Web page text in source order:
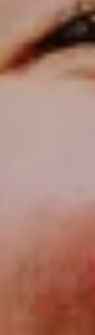
Naši
odpovědět